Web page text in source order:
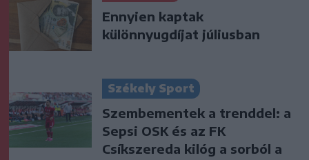
Ennyien kaptak
különnyugdíjat júliusban
Székely Sport
Szembementek a trenddel: a
Sepsi OSK és az FK
Csíkszereda kilóg a sorból a